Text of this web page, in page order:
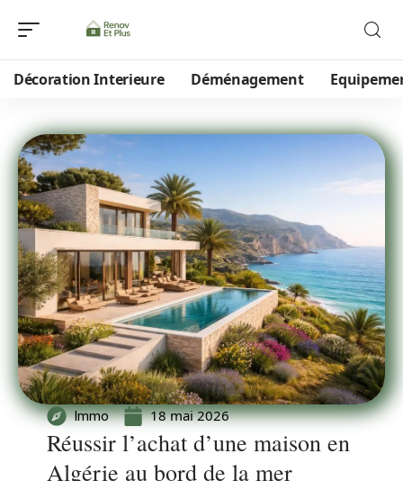
Décoration Interieure Déménagement
Immo 18 mai 2026
Réussir l’achat d’une maison en
Algérie au bord de la mer